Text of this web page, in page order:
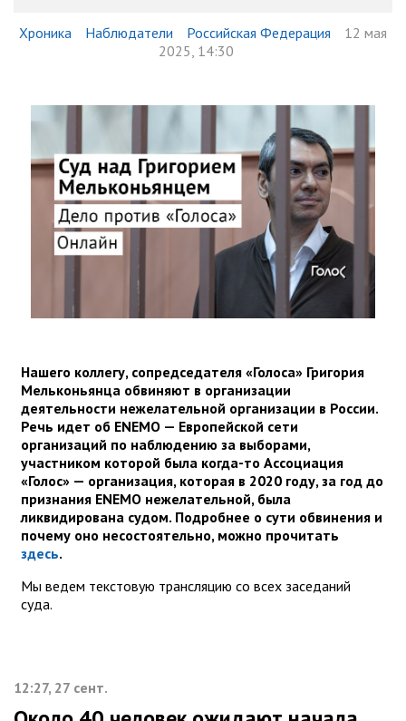
Хроника Наблюдатели Российская Федерация
12 мая
2025, 14:30
Нашего коллегу, сопредседателя «Голоса» Григория
Мельконьянца обвиняют в организации
деятельности нежелательной организации в России.
Речь идет об ENEMO — Европейской сети
организаций по наблюдению за выборами,
участником которой была когда-то Ассоциация
«Голос» — организация, которая в 2020 году, за год до
признания ENEMO нежелательной, была
ликвидирована судом. Подробнее о сути обвинения и
почему оно несостоятельно, можно прочитать
здесь.
Мы ведем текстовую трансляцию со всех заседаний
суда.
12:27, 27 сент.